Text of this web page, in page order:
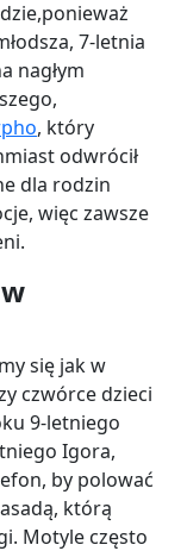
7-letnia
nagłym
, który
odwrócił
dla rodzin
więc zawsze
się jak w
czwórce dzieci
9-letniego
Igora,
by polować
którą
Motyle często